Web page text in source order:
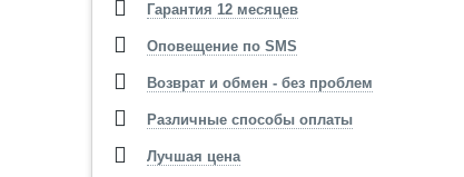
Гарантия 12 месяцев
Оповещение по SMS
Возврат и обмен - без проблем
Различные способы оплаты
Лучшая цена